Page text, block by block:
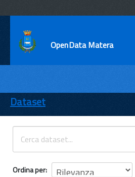
OpenData Matera
ENTI
TEMI
INFORMAZIONI
Dataset
Ordina per